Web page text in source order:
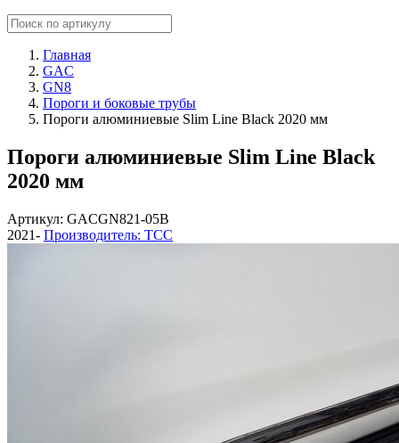
Главная
GAC
GN8
Пороги и боковые трубы
Пороги алюминиевые Slim Line Black 2020 мм
Пороги алюминиевые Slim Line Black
2020 мм
Артикул: GACGN821-05B
2021- Производитель: ТСС